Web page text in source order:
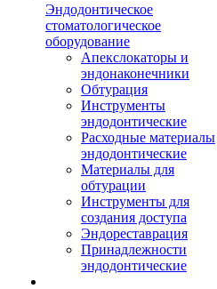
Эндодонтическое
стоматологическое
оборудование
Апекслокаторы и
эндонаконечники
Обтурация
Инструменты
эндодонтические
Расходные материалы
эндодонтические
Материалы для
обтурации
Инструменты для
создания доступа
Эндореставрация
Принадлежности
эндодонтические